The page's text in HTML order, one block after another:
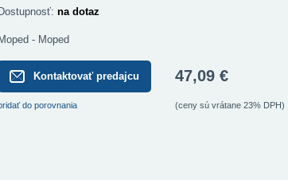
Dostupnosť: na dotaz
Moped - Moped
Kontaktovať predajcu
do porovnania
47,09 €
(ceny sú vrátane 23% DPH)